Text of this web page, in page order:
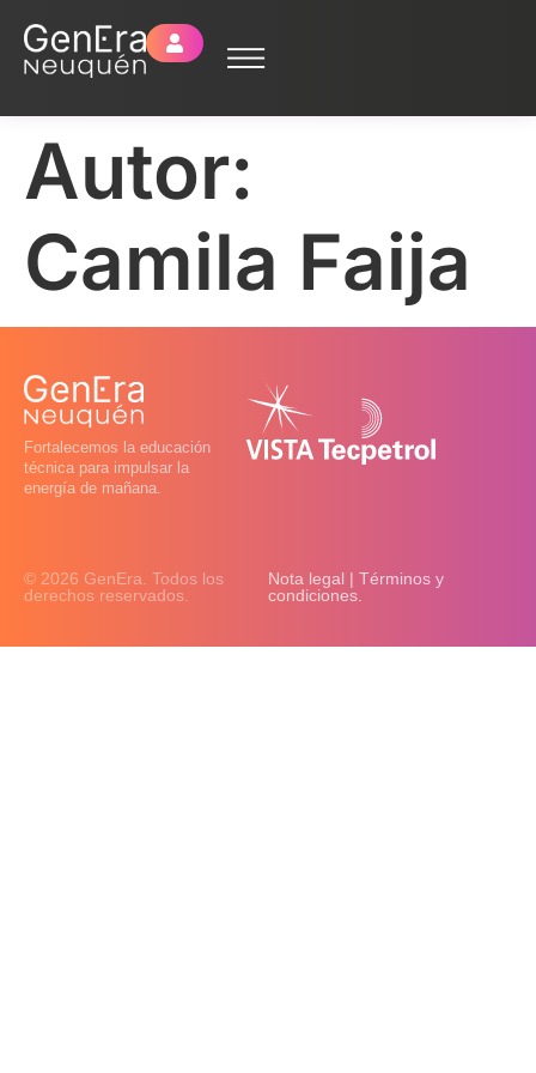
Autor:
Camila Faija
Fortalecemos la educación
técnica para impulsar la
energía de mañana.
© 2026 GenEra. Todos los
derechos reservados.
Nota legal | Términos y
condiciones.